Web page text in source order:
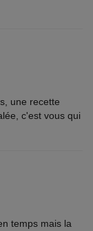
une recette
c'est vous qui
temps mais la